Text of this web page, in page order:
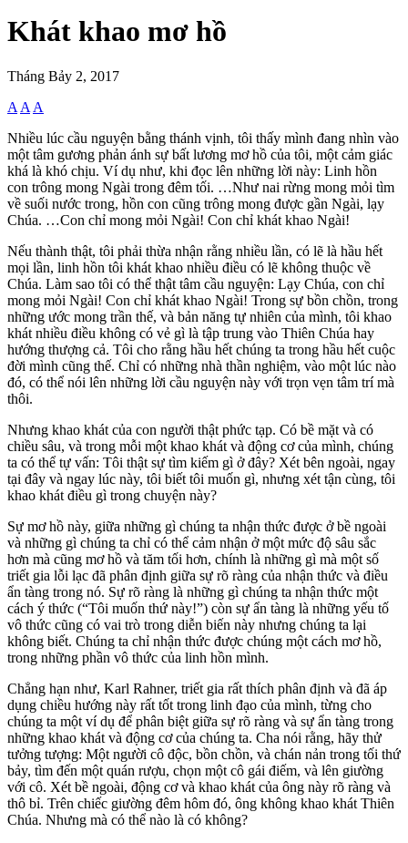
Khát khao mơ hồ
Tháng Bảy 2, 2017
A A A
Nhiều lúc cầu nguyện bằng thánh vịnh, tôi thấy mình đang nhìn vào
một tâm gương phản ánh sự bất lương mơ hồ của tôi, một cảm giác
khá là khó chịu. Ví dụ như, khi đọc lên những lời này: Linh hồn
con trông mong Ngài trong đêm tối. …Như nai rừng mong mỏi tìm
về suối nước trong, hồn con cũng trông mong được gần Ngài, lạy
Chúa. …Con chỉ mong mỏi Ngài! Con chỉ khát khao Ngài!
Nếu thành thật, tôi phải thừa nhận rằng nhiều lần, có lẽ là hầu hết
mọi lần, linh hồn tôi khát khao nhiều điều có lẽ không thuộc về
Chúa. Làm sao tôi có thể thật tâm cầu nguyện: Lạy Chúa, con chỉ
mong mỏi Ngài! Con chỉ khát khao Ngài! Trong sự bồn chồn, trong
những ước mong trần thế, và bản năng tự nhiên của mình, tôi khao
khát nhiều điều không có vẻ gì là tập trung vào Thiên Chúa hay
hướng thượng cả. Tôi cho rằng hầu hết chúng ta trong hầu hết cuộc
đời mình cũng thế. Chỉ có những nhà thần nghiệm, vào một lúc nào
đó, có thể nói lên những lời cầu nguyện này với trọn vẹn tâm trí mà
thôi.
Nhưng khao khát của con người thật phức tạp. Có bề mặt và có
chiều sâu, và trong mỗi một khao khát và động cơ của mình, chúng
ta có thể tự vấn: Tôi thật sự tìm kiếm gì ở đây? Xét bên ngoài, ngay
tại đây và ngay lúc này, tôi biết tôi muốn gì, nhưng xét tận cùng, tôi
khao khát điều gì trong chuyện này?
Sự mơ hồ này, giữa những gì chúng ta nhận thức được ở bề ngoài
và những gì chúng ta chỉ có thể cảm nhận ở một mức độ sâu sắc
hơn mà cũng mơ hồ và tăm tối hơn, chính là những gì mà một số
triết gia lỗi lạc đã phân định giữa sự rõ ràng của nhận thức và điều
ẩn tàng trong nó. Sự rõ ràng là những gì chúng ta nhận thức một
cách ý thức (“Tôi muốn thứ này!”) còn sự ẩn tàng là những yếu tố
vô thức cũng có vai trò trong diễn biến này nhưng chúng ta lại
không biết. Chúng ta chỉ nhận thức được chúng một cách mơ hồ,
trong những phần vô thức của linh hồn mình.
Chẳng hạn như, Karl Rahner, triết gia rất thích phân định và đã áp
dụng chiều hướng này rất tốt trong linh đạo của mình, từng cho
chúng ta một ví dụ để phân biệt giữa sự rõ ràng và sự ẩn tàng trong
những khao khát và động cơ của chúng ta. Cha nói rằng, hãy thử
tưởng tượng: Một người cô độc, bồn chồn, và chán nản trong tối thứ
bảy, tìm đến một quán rượu, chọn một cô gái điếm, và lên giường
với cô. Xét bề ngoài, động cơ và khao khát của ông này rõ ràng và
thô bỉ. Trên chiếc giường đêm hôm đó, ông không khao khát Thiên
Chúa. Nhưng mà có thể nào là có không?